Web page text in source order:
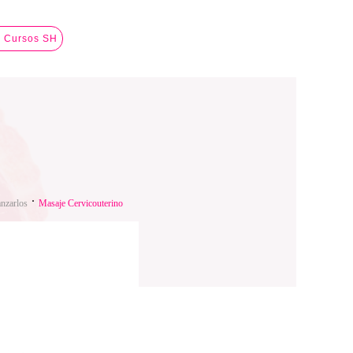
SH
Masaje Cervicouterino